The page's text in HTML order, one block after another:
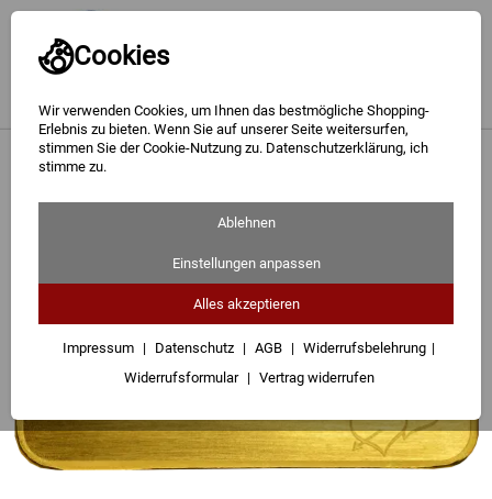
Cookies
Wir verwenden Cookies, um Ihnen das bestmögliche Shopping-
Erlebnis zu bieten. Wenn Sie auf unserer Seite weitersurfen,
stimmen Sie der Cookie-Nutzung zu. Datenschutzerklärung, ich
stimme zu.
Ablehnen
Einstellungen anpassen
Alles akzeptieren
Impressum Datenschutz AGB
Widerrufsbelehrung
Widerrufsformular
Vertrag widerrufen
Gold
Silber
Geschenke
Besuchen Sie uns
Karriere
Hochzeit